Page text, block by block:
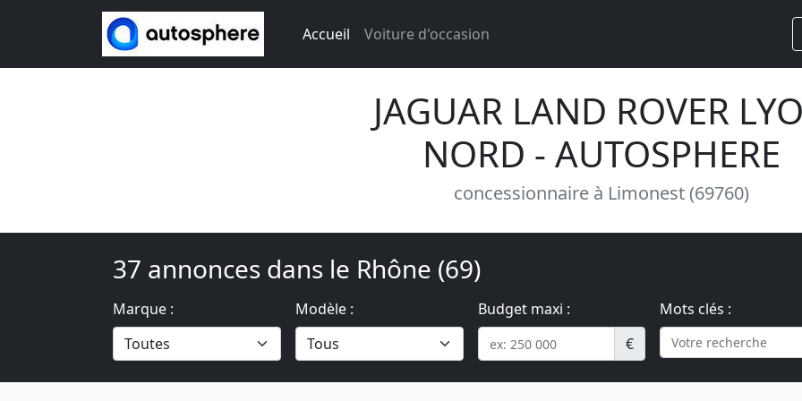
Accueil Voiture d'occasion
JAGUAR LAND ROVER
NORD - AUTOSPHERE
concessionnaire à Limonest (69760)
37 annonces dans le Rhône (69)
Marque : Modèle :
Budget maxi :
€
Mots clés :